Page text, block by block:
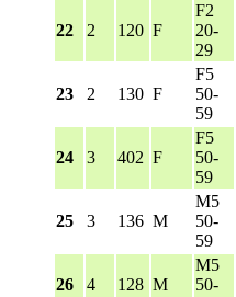
22 2 120 F
F2
20-
29
23 2 130 F
F5
50-
59
24 3 402 F
F5
50-
59
25 3 136 M
M5
50-
59
26 4 128 M
M5
50-